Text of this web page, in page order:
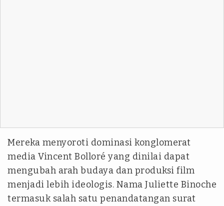
Mereka menyoroti dominasi konglomerat
media Vincent Bolloré yang dinilai dapat
mengubah arah budaya dan produksi film
menjadi lebih ideologis. Nama Juliette Binoche
termasuk salah satu penandatangan surat